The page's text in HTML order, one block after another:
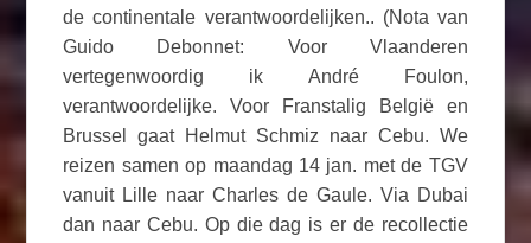
de continentale verantwoordelijken.. (Nota van
Guido Debonnet: Voor Vlaanderen
vertegenwoordig ik André Foulon,
verantwoordelijke. Voor Franstalig België en
Brussel gaat Helmut Schmiz naar Cebu. We
reizen samen op maandag 14 jan. met de TGV
vanuit Lille naar Charles de Gaule. Via Dubai
dan naar Cebu. Op die dag is er de recollectie